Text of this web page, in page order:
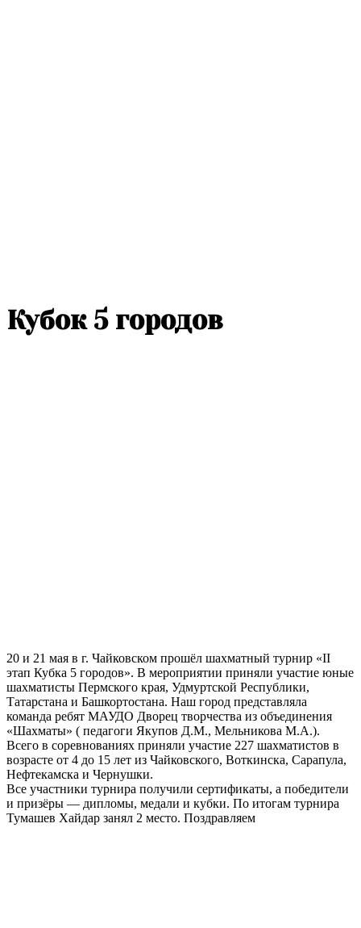
Кубок 5 городов
20 и 21 мая в г. Чайковском прошёл шахматный турнир «II
этап Кубка 5 городов». В мероприятии приняли участие юные
шахматисты Пермского края, Удмуртской Республики,
Татарстана и Башкортостана. Наш город представляла
команда ребят МАУДО Дворец творчества из объединения
«Шахматы» ( педагоги Якупов Д.М., Мельникова М.А.).
Всего в соревнованиях приняли участие 227 шахматистов в
возрасте от 4 до 15 лет из Чайковского, Воткинска, Сарапула,
Нефтекамска и Чернушки.
Все участники турнира получили сертификаты, а победители
и призёры — дипломы, медали и кубки. По итогам турнира
Тумашев Хайдар занял 2 место. Поздравляем